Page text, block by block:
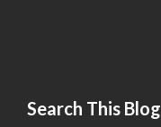
Search This Blog